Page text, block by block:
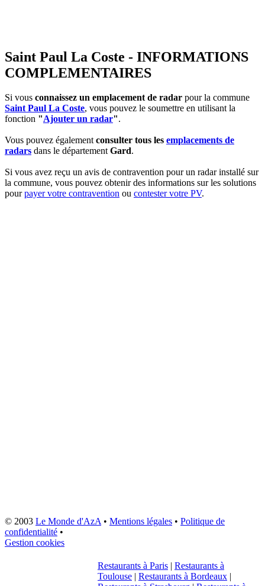
Saint Paul La Coste - INFORMATIONS
COMPLEMENTAIRES
Si vous connaissez un emplacement de radar pour la commune
Saint Paul La Coste, vous pouvez le soumettre en utilisant la
fonction "Ajouter un radar".
Vous pouvez égalementconsulter tous les emplacements de
radars dans le départementGard.
Si vous avez reçu un avis de contravention pour un radar installé sur
la commune, vous pouvez obtenir des informations sur les solutions
pourpayer votre contravention ou contester votre PV.
© 2003 Le Monde d'AzA• Mentions légales • Politique de
confidentialité •
Gestion cookies
Restaurants à Paris | Restaurants à
Toulouse | Restaurants à Bordeaux |